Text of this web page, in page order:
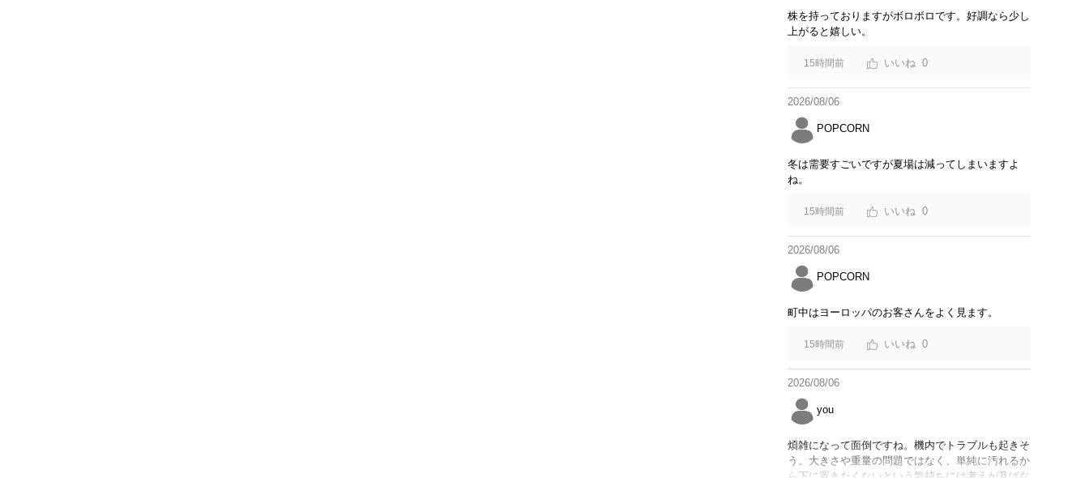
株を持っておりますがボロボロです。好調なら少し
上がると嬉しい。
15時間前 0
2026/08/06
POPCORN
冬は需要すごいですが夏場は減ってしまいますよ
ね。
15時間前 0
2026/08/06
POPCORN
町中はヨーロッパのお客さんをよく見ます。
15時間前 0
2026/08/06
you
煩雑になって面倒ですね。機内でトラブルも起きそ
う。大きさや重量の問題ではなく、単純に汚れるか